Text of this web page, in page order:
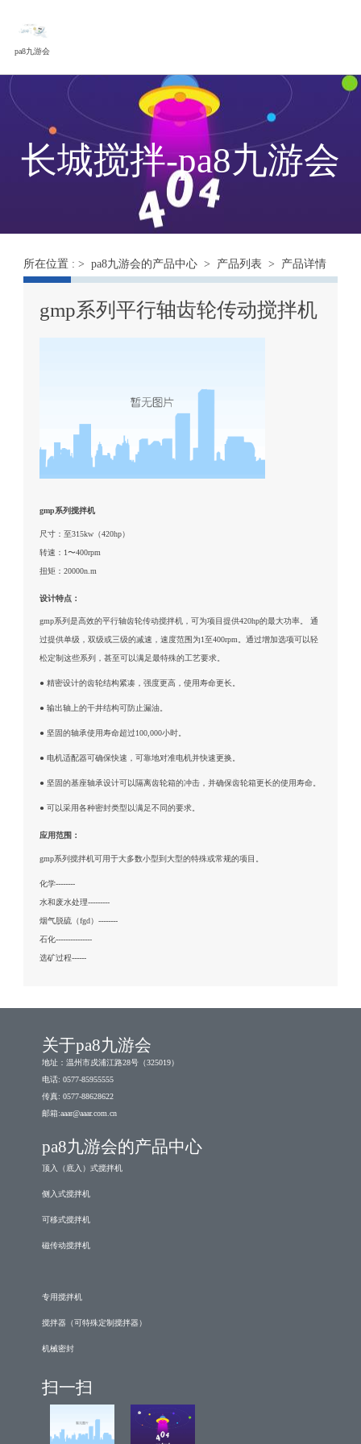
pa8九游会
长城搅拌-pa8九游会
所在位置 : > pa8九游会的产品中心 > 产品列表 > 产品详情
gmp系列平行轴齿轮传动搅拌机
gmp系列搅拌机
尺寸：至315kw（420hp）
转速：1〜400rpm
扭矩：20000n.m
设计特点：
gmp系列是高效的平行轴齿轮传动搅拌机，可为项目提供420hp的最大功率。 通
过提供单级，双级或三级的减速，速度范围为1至400rpm。通过增加选项可以轻
松定制这些系列，甚至可以满足最特殊的工艺要求。
● 精密设计的齿轮结构紧凑，强度更高，使用寿命更长。
● 输出轴上的干井结构可防止漏油。
● 坚固的轴承使用寿命超过100,000小时。
● 电机适配器可确保快速，可靠地对准电机并快速更换。
● 坚固的基座轴承设计可以隔离齿轮箱的冲击，并确保齿轮箱更长的使用寿命。
● 可以采用各种密封类型以满足不同的要求。
应用范围：
gmp系列搅拌机可用于大多数小型到大型的特殊或常规的项目。
化学--------
水和废水处理---------
烟气脱硫（fgd）--------
石化---------------
选矿过程------
关于pa8九游会
地址：温州市戍浦江路28号（325019）
电话: 0577-85955555
传真: 0577-88628622
邮箱:aaar@aaar.com.cn
pa8九游会的产品中心
顶入（底入）式搅拌机
侧入式搅拌机
可移式搅拌机
磁传动搅拌机
专用搅拌机
搅拌器（可特殊定制搅拌器）
机械密封
扫一扫